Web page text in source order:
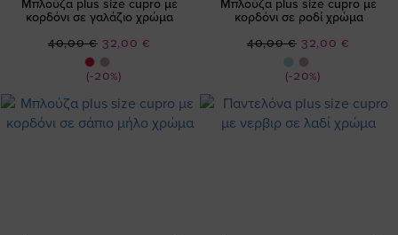
Μπλούζα plus size cupro με
κορδόνι σε γαλάζιο χρώμα
(-20%)
Ειδική
Τιμή
32,00 €
40,00 €
Μπλούζα plus size cupro με
κορδόνι σε ροδί χρώμα
(-20%)
Ειδική
Τιμή
32,00 €
40,00 €